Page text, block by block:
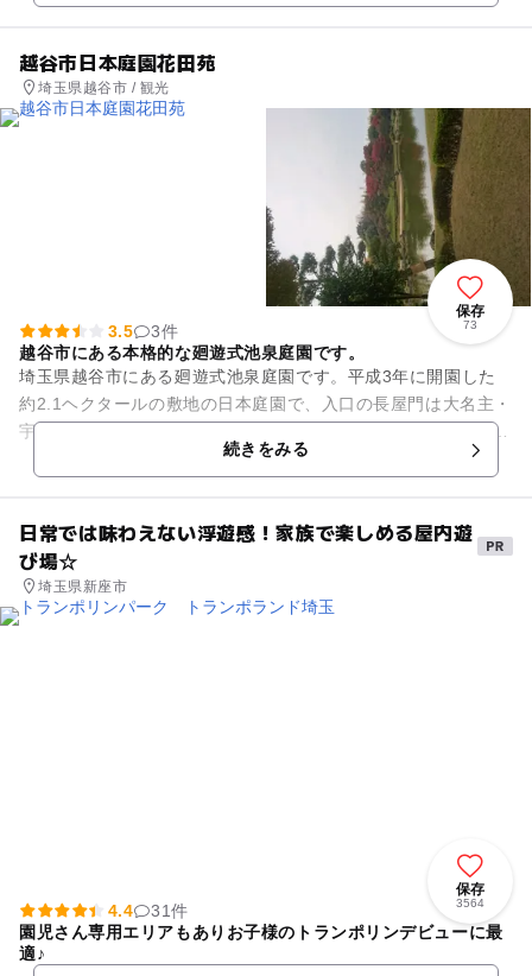
越谷市日本庭園花田苑
埼玉県越谷市 / 観光
保存
73
3.5
3件
越谷市にある本格的な廻遊式池泉庭園です。
埼玉県越谷市にある廻遊式池泉庭園です。平成3年に開園した
約2.1ヘクタールの敷地の日本庭園で、入口の長屋門は大名主・
宇田家の門を復元したもの。園内には、桜52本、紅葉44本、黒
続きをみる
日常では味わえない浮遊感！家族で楽しめる屋内遊
び場☆
埼玉県新座市
保存
3564
4.4
31件
園児さん専用エリアもありお子様のトランポリンデビューに最
適♪